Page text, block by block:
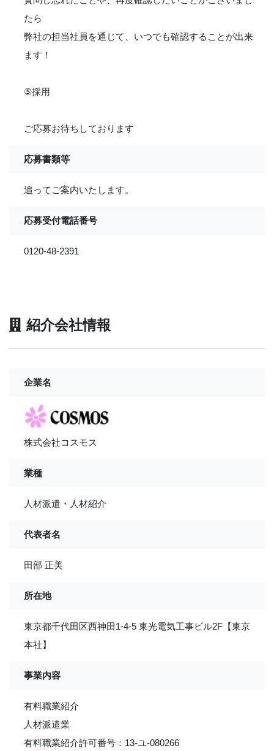
たら
弊社の担当社員を通じて、いつでも確認することが出来
ます！
⑤採用
ご応募お待ちしております
応募書類等
追ってご案内いたします。
応募受付電話番号
0120-48-2391
紹介会社情報
企業名
株式会社コスモス
業種
人材派遣・人材紹介
代表者名
田部 正美
所在地
東京都千代田区西神田1-4-5 東光電気工事ビル2F【東京
本社】
事業内容
有料職業紹介
人材派遣業
有料職業紹介許可番号：13-ユ-080266